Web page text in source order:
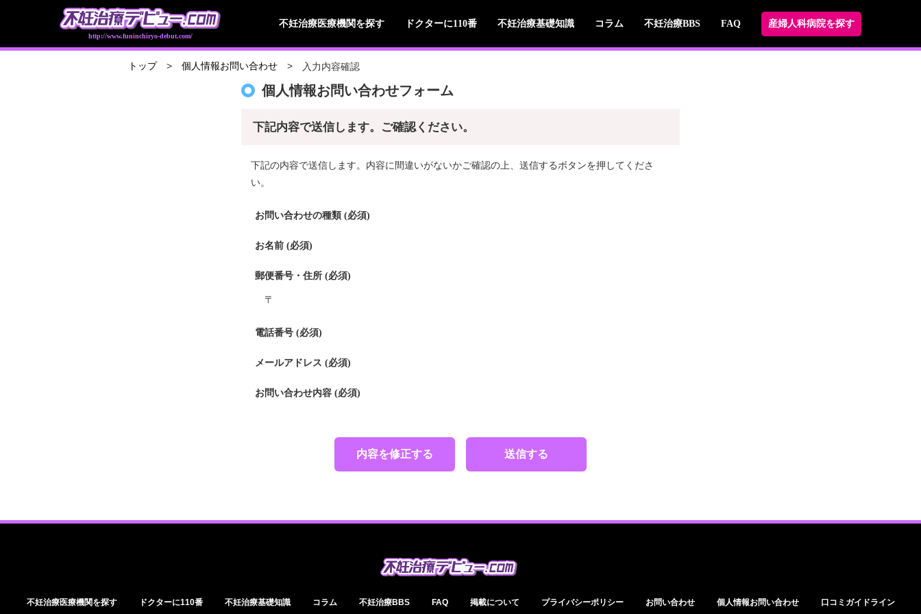
http://www.funinchiryo-debut.com/
不妊治療医療機関を探す ドクターに110番 不妊治療基礎知識 コラム 不妊治療BBS FAQ 産婦人科病院を探す
トップ 個人情報お問い合わせ 入力内容確認
個人情報お問い合わせフォーム
下記内容で送信します。ご確認ください。
下記の内容で送信します。内容に間違いがないかご確認の上、送信するボタンを押してくださ
い。
お問い合わせの種類 (必須)
お名前 (必須)
郵便番号・住所 (必須)
〒
電話番号 (必須)
メールアドレス (必須)
お問い合わせ内容 (必須)
内容を修正する 送信する
不妊治療医療機関を探す ドクターに110番 不妊治療基礎知識 コラム 不妊治療BBS FAQ 掲載について プライバシーポリシー お問い合わせ 個人情報お問い合わせ 口コミガイドライン